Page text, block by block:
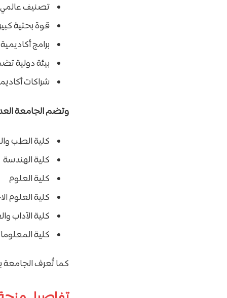
تصنيف
قوة بحثية
برامج
بيئة دولية
شراكات
وتضم الجامعة
كلية الطب
كلية الهندسة
كلية العلوم
كلية العلوم
كلية الآداب
كلية
كما تُعرف الجامعة